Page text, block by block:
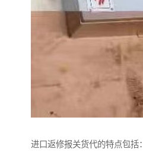
进口返修报关货代的特点包括：